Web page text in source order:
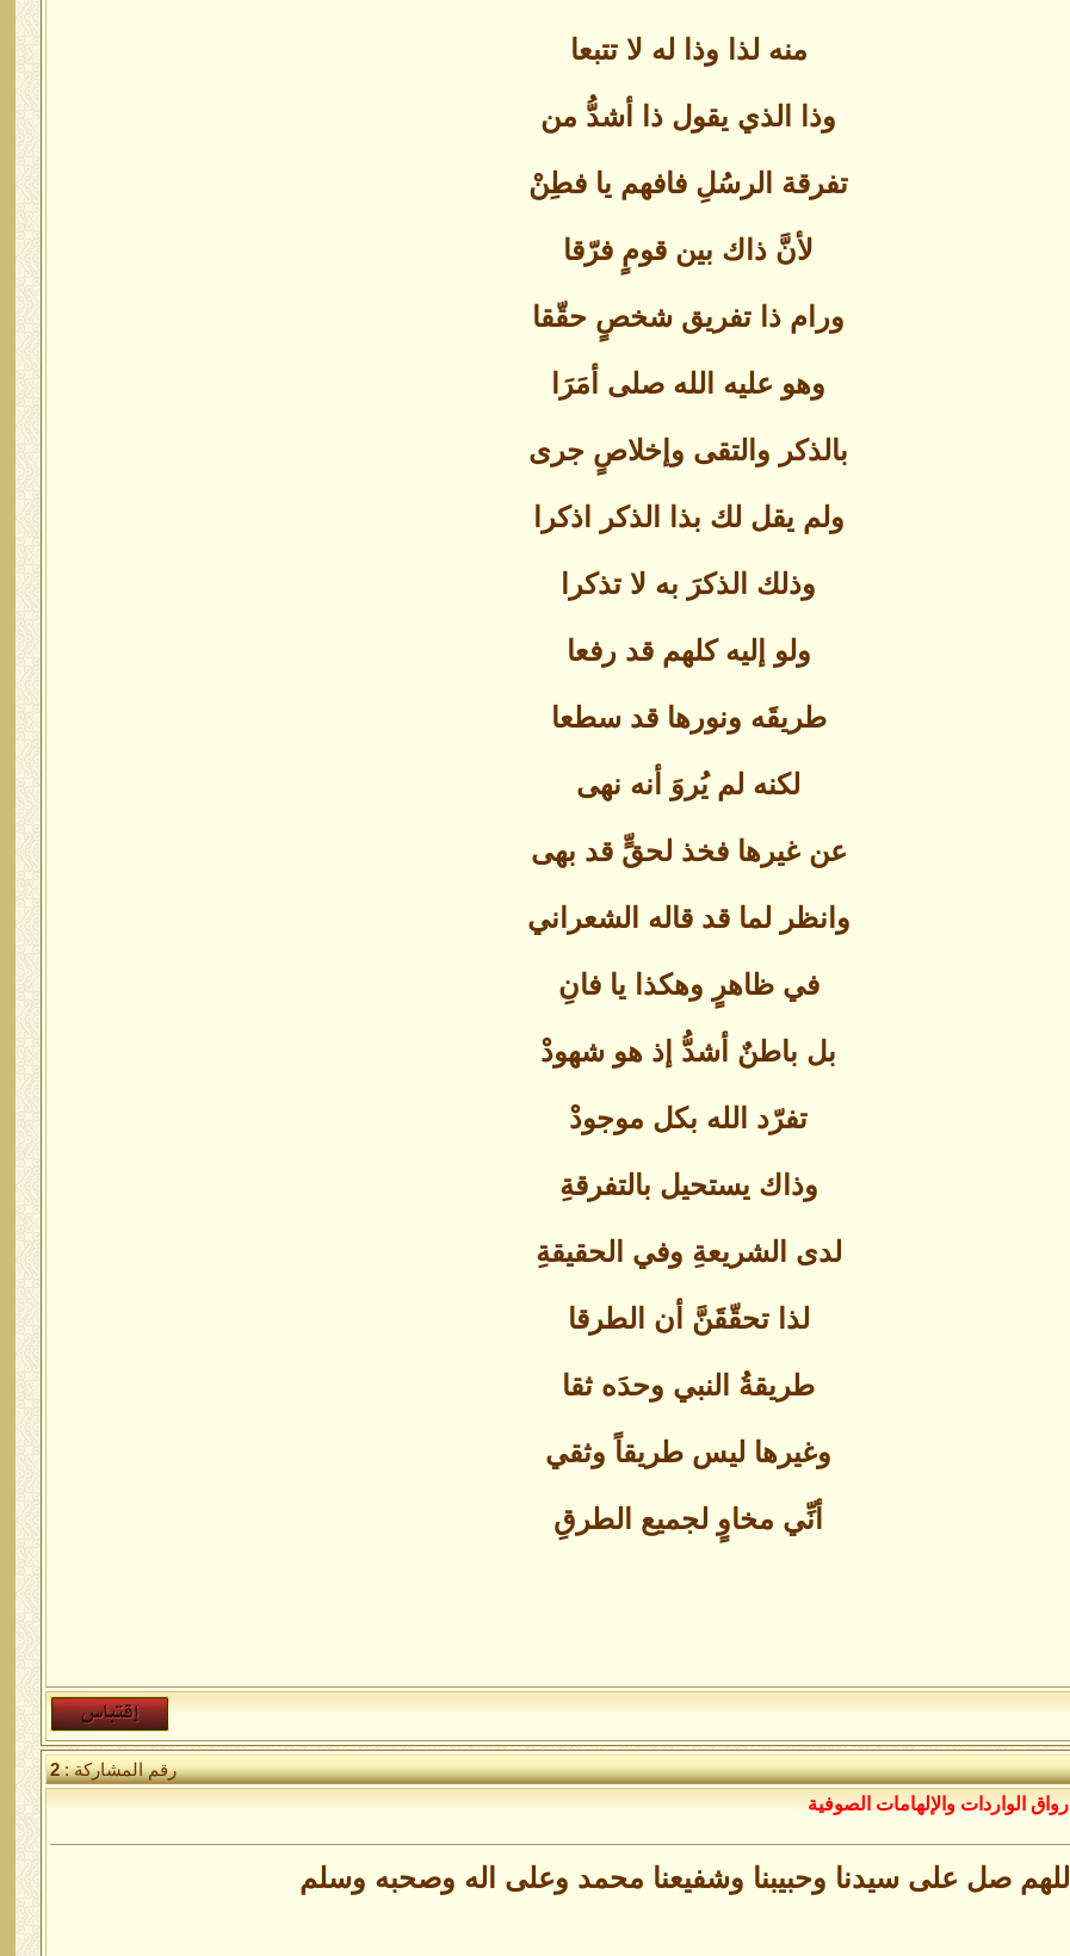
منه لذا وذا له لا تتبعا
وذا الذي يقول ذا أشدُّ من
تفرقة الرسُلِ فافهم يا فطِنْ
لأنَّ ذاك بين قومٍ فرّقا
ورام ذا تفريق شخصٍ حقّقا
وهو عليه الله صلى أمَرَا
بالذكر والتقى وإخلاصٍ جرى
ولم يقل لك بذا الذكر اذكرا
وذلك الذكرَ به لا تذكرا
ولو إليه كلهم قد رفعا
طريقَه ونورها قد سطعا
لكنه لم يُروَ أنه نهى
عن غيرها فخذ لحقٍّ قد بهى
وانظر لما قد قاله الشعراني
في ظاهرٍ وهكذا يا فانِ
بل باطنٌ أشدُّ إذ هو شهودْ
تفرّد الله بكل موجودْ
وذاك يستحيل بالتفرقةِ
لدى الشريعةِ وفي الحقيقةِ
لذا تحقّقَنَّ أن الطرقا
طريقةُ النبي وحدَه ثقا
وغيرها ليس طريقاً وثقي
أنِّي مخاوٍ لجميع الطرقِ
رقم المشاركة :2
رواق الواردات واﻹلهامات الصوفية
اللهم صل على سيدنا وحبيبنا وشفيعنا محمد وعلى اله وصحبه وسلم